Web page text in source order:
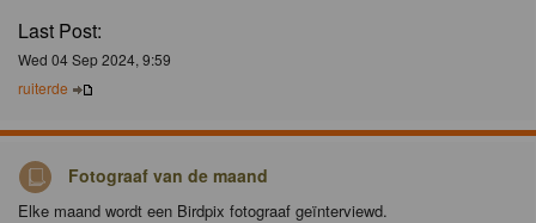
Last Post:
Wed 04 Sep 2024, 9:59
ruiterde
Fotograaf van de maand
Elke maand wordt een Birdpix fotograaf geïnterviewd.